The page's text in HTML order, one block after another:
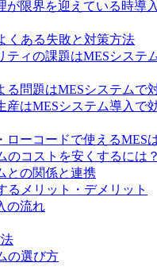
が限界を迎えている時導
くある失敗と対策方法
ティの課題はMESシステ
る問題はMESシステムで
産はMESシステム導入で
ローコードで使えるMES
のコストを安くするには？
との関係と連携
るメリット・デメリット
の流れ
の選び方